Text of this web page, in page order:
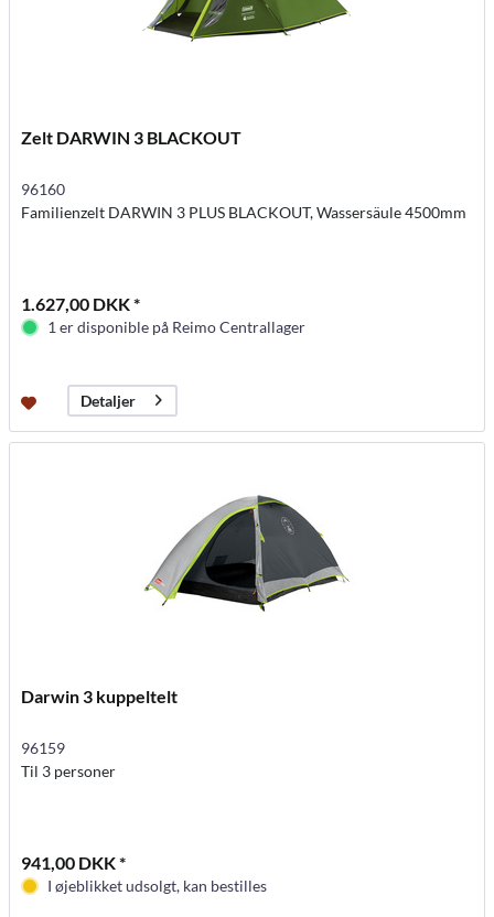
Zelt DARWIN 3 BLACKOUT
96160
Familienzelt DARWIN 3 PLUS BLACKOUT, Wassersäule 4500mm
1.627,00 DKK *
1 er disponible på Reimo Centrallager
Detaljer
Darwin 3 kuppeltelt
96159
Til 3 personer
941,00 DKK *
I øjeblikket udsolgt, kan bestilles